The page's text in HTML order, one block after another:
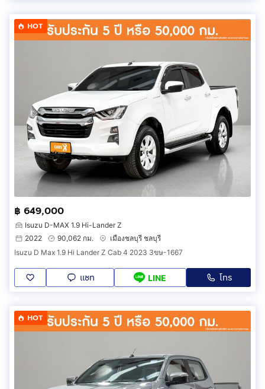
HOT
฿ 649,000
Isuzu D-MAX 1.9 Hi-Lander Z
2022
90,062 กม.
เมืองชลบุรี ชลบุรี
Isuzu D Max 1.9 Hi Lander Z Cab 4 2023 3ขษ-1667
แชท LINE โทร
HOT